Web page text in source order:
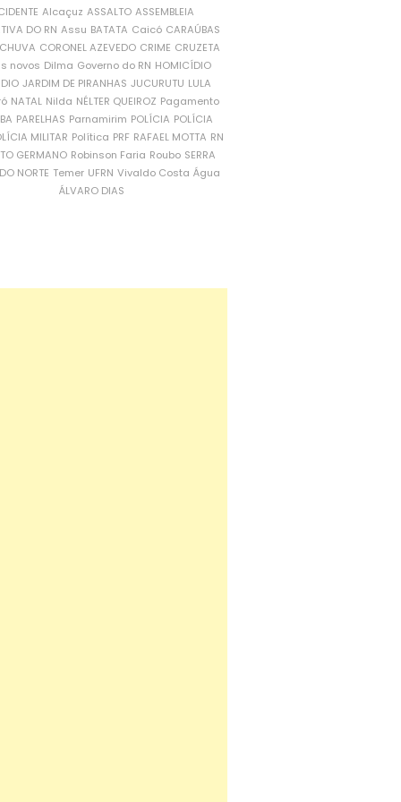
Alcaçuz ASSALTO ASSEMBLEIA
DO RN Assu BATATA Caicó CARAÚBAS
CORONEL AZEVEDO CRIME CRUZETA
novos Dilma Governo do RN HOMICÍDIO
JARDIM DE PIRANHAS JUCURUTU LULA
NATAL Nilda NÉLTER QUEIROZ Pagamento
PARELHAS Parnamirim POLÍCIA POLÍCIA
MILITAR Política PRF RAFAEL MOTTA RN
GERMANO Robinson Faria Roubo SERRA
NORTE Temer UFRN Vivaldo Costa Água
ÁLVARO DIAS